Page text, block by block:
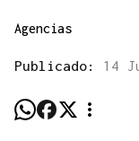
Agencias
Publicado: 14